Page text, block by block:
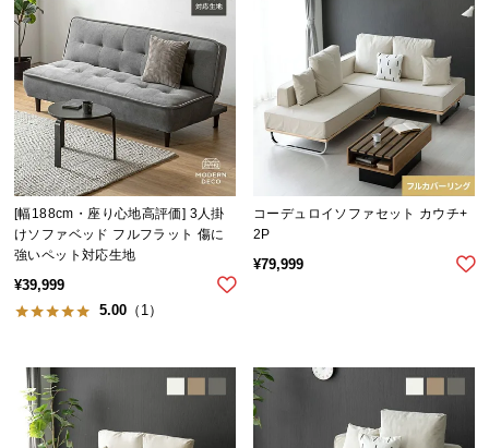
[幅188cm・座り心地高評価] 3人掛
けソファベッド フルフラット 傷に
強いペット対応生地
¥39,999
5.00 （1）
コーデュロイソファセット カウチ+
2P
¥79,999